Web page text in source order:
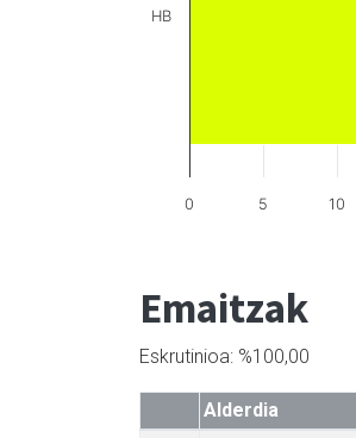
0 5 10
HB
Emaitzak
Eskrutinioa: %100,00
Alderdia